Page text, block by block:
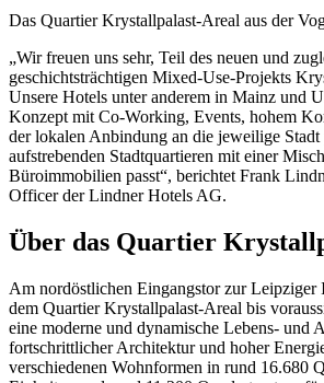
Das Quartier Krystallpalast-Areal aus der
„Wir freuen uns sehr, Teil des neuen und
geschichtsträchtigen Mixed-Use-Projekts
Unsere Hotels unter anderem in Mainz und
Konzept mit Co-Working, Events, hohem
der lokalen Anbindung an die jeweilige Stadt
aufstrebenden Stadtquartieren mit einer
Büroimmobilien passt“, berichtet Frank
Officer der Lindner Hotels AG.
Über das Quartier
Am nordöstlichen Eingangstor zur Leipziger
dem Quartier Krystallpalast-Areal bis
eine moderne und dynamische Lebens- und
fortschrittlicher Architektur und hoher
verschiedenen Wohnformen in rund 16.680